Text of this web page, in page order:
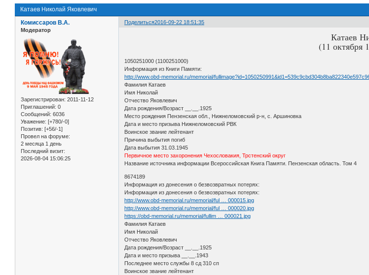
Катаев Николай Яковлевич
Поделиться2016-09-22 18:51:35
Комиссаров В.А.
Модератор
Зарегистрирован: 2011-11-12
Приглашений: 0
Сообщений: 6036
Уважение: [+780/-0]
Позитив: [+56/-1]
Провел на форуме:
2 месяца 1 день
Последний визит:
2026-08-04 15:06:25
Катаев
(11 октября
1050251000 (1100251000)
Информация из Книги Памяти:
http://www.obd-memorial.ru/memorial/
Фамилия Катаев
Имя Николай
Отчество Яковлевич
Дата рождения/Возраст __.__.1925
Место рождения Пензенская обл., Нижнеломовский р-н, с. Аршиновка
Дата и место призыва Нижнеломовский РВК
Воинское звание лейтенант
Причина выбытия погиб
Дата выбытия 31.03.1945
Первичное место захоронения Чехословакия, Трстенский округ
Название источника информации Всероссийская Книга Памяти. Пензенская область. Том 4
8674189
Информация из донесения о безвозвратных потерях:
Информация из донесения о безвозвратных потерях:
http://www.obd-memorial.ru/memorial/ful … 000015.jpg
http://www.obd-memorial.ru/memorial/ful … 000020.jpg
https://obd-memorial.ru/memorial/fullim … 000021.jpg
Фамилия Катаев
Имя Николай
Отчество Яковлевич
Дата рождения/Возраст __.__.1925
Дата и место призыва __.__.1943
Последнее место службы 8 сд 310 сп
Воинское звание лейтенант